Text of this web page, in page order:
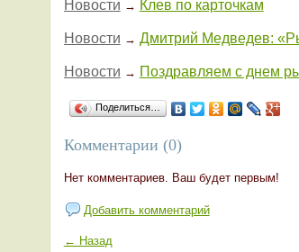
Новости → Клев по карточкам
Новости → Дмитрий Медведев:
Новости → Поздравляем с днем
Поделиться…
Комментарии (0)
Нет комментариев. Ваш будет первым!
Добавить комментарий
← Назад